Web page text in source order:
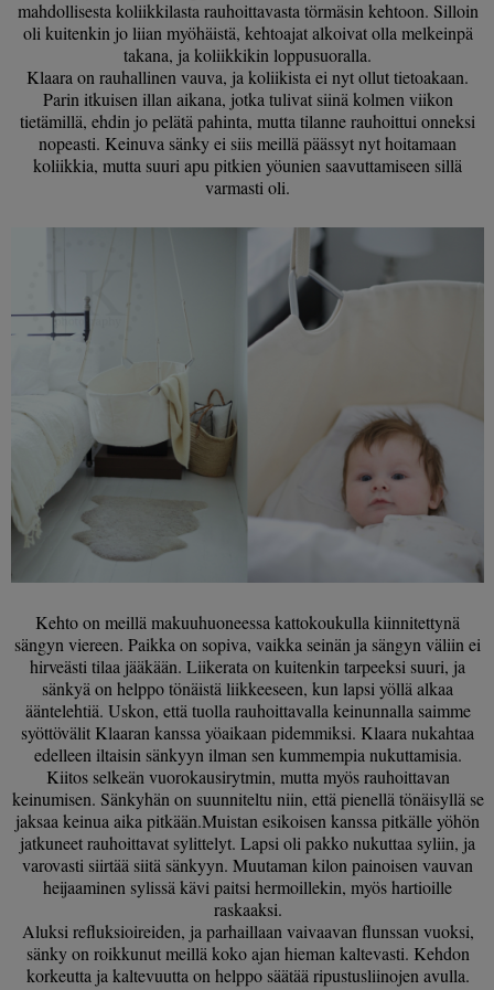
mahdollisesta koliikkilasta rauhoittavasta törmäsin kehtoon. Silloin
oli kuitenkin jo liian myöhäistä, kehtoajat alkoivat olla melkeinpä
takana, ja koliikkikin loppusuoralla.
Klaara on rauhallinen vauva, ja koliikista ei nyt ollut tietoakaan.
Parin itkuisen illan aikana, jotka tulivat siinä kolmen viikon
tietämillä, ehdin jo pelätä pahinta, mutta tilanne rauhoittui onneksi
nopeasti. Keinuva sänky ei siis meillä päässyt nyt hoitamaan
koliikkia, mutta suuri apu pitkien yöunien saavuttamiseen sillä
varmasti oli.
Kehto on meillä makuuhuoneessa kattokoukulla kiinnitettynä
sängyn viereen. Paikka on sopiva, vaikka seinän ja sängyn väliin ei
hirveästi tilaa jääkään. Liikerata on kuitenkin tarpeeksi suuri, ja
sänkyä on helppo tönäistä liikkeeseen, kun lapsi yöllä alkaa
ääntelehtiä. Uskon, että tuolla rauhoittavalla keinunnalla saimme
syöttövälit Klaaran kanssa yöaikaan pidemmiksi. Klaara nukahtaa
edelleen iltaisin sänkyyn ilman sen kummempia nukuttamisia.
Kiitos selkeän vuorokausirytmin, mutta myös rauhoittavan
keinumisen. Sänkyhän on suunniteltu niin, että pienellä tönäisyllä se
jaksaa keinua aika pitkään.Muistan esikoisen kanssa pitkälle yöhön
jatkuneet rauhoittavat sylittelyt. Lapsi oli pakko nukuttaa syliin, ja
varovasti siirtää siitä sänkyyn. Muutaman kilon painoisen vauvan
heijaaminen sylissä kävi paitsi hermoillekin, myös hartioille
raskaaksi.
Aluksi refluksioireiden, ja parhaillaan vaivaavan flunssan vuoksi,
sänky on roikkunut meillä koko ajan hieman kaltevasti. Kehdon
korkeutta ja kaltevuutta on helppo säätää ripustusliinojen avulla.